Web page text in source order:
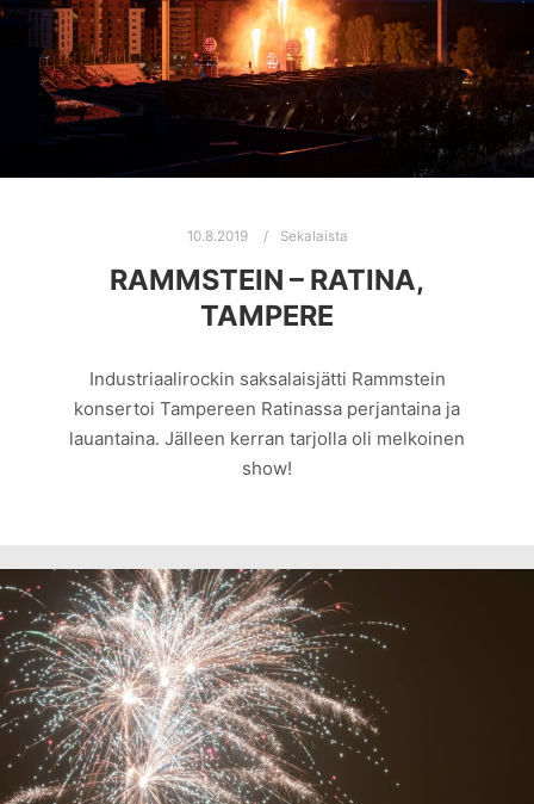
10.8.2019 Sekalaista
RAMMSTEIN – RATINA,
TAMPERE
Industriaalirockin saksalaisjätti Rammstein
konsertoi Tampereen Ratinassa perjantaina ja
lauantaina. Jälleen kerran tarjolla oli melkoinen
show!